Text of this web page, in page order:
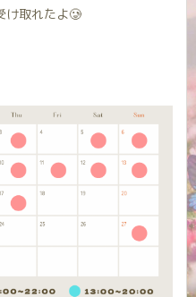
け取れたよ🥲